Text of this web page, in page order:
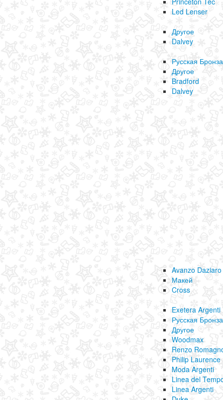
Led Lenser
Другое
Dalvey
Русская Бронза
Другое
Bradford
Dalvey
Avanzo Daziaro
Макей
Cross
Exetera Argenti
Русская Бронза
Другое
Woodmax
Renzo
Philip Laurence
Moda Argenti
Linea del
Linea Argenti